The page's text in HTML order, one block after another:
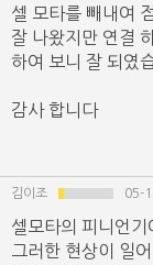
셀 모타를 빼내여
잘 나왔지만 연결
하여 보니 잘 되였
감사 합니다
김이조 05-
셀모타의 피니언
그러한 현상이 일